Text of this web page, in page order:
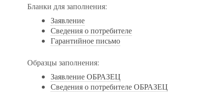
Бланки для заполнения:
Заявление
Сведения о потребителе
Гарантийное письмо
Образцы заполнения:
Заявление ОБРАЗЕЦ
Сведения о потребителе ОБРАЗЕЦ